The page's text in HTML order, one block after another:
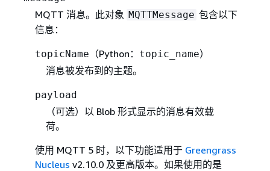
MQTT 消息。此对象 MQTTMessage 包含以下
信息：
topicName （Python： topic_name）
消息被发布到的主题。
payload
（可选）以 Blob 形式显示的消息有效载
荷。
使用 MQTT 5 时，以下功能适用于 Greengrass
Nucleus v2.10.0 及更高版本。如果使用的是